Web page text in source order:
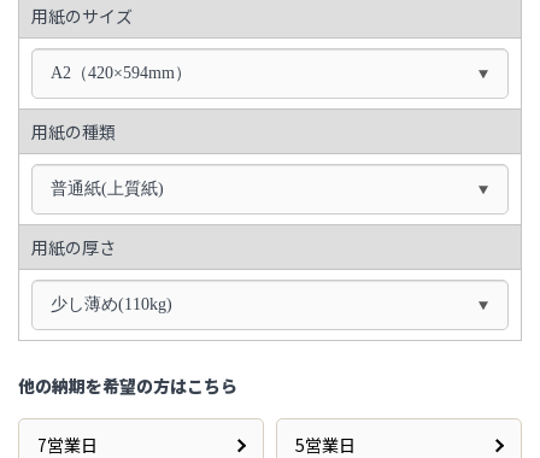
用紙のサイズ
A2（420×594mm）
用紙の種類
普通紙(上質紙)
用紙の厚さ
少し薄め(110kg)
他の納期を希望の方はこちら
7営業日 5営業日